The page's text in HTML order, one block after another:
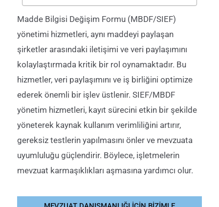
Madde Bilgisi Değişim Formu (MBDF/SIEF)
yönetimi hizmetleri, aynı maddeyi paylaşan
şirketler arasındaki iletişimi ve veri paylaşımını
kolaylaştırmada kritik bir rol oynamaktadır. Bu
hizmetler, veri paylaşımını ve iş birliğini optimize
ederek önemli bir işlev üstlenir. SIEF/MBDF
yönetim hizmetleri, kayıt sürecini etkin bir şekilde
yöneterek kaynak kullanım verimliliğini artırır,
gereksiz testlerin yapılmasını önler ve mevzuata
uyumluluğu güçlendirir. Böylece, işletmelerin
mevzuat karmaşıklıkları aşmasına yardımcı olur.